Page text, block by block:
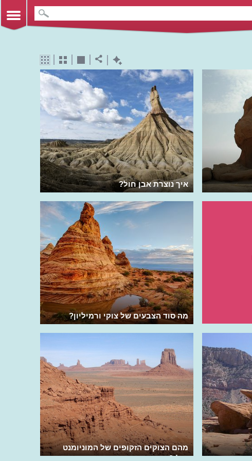
איך נוצרת אבן חול?
מה סוד הצבעים של צוקי ורמיליון?
מהם הצוקים הזקופים של המוניומנט
ואלי?